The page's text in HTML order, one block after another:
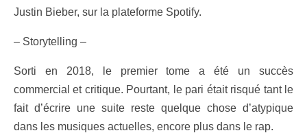
Justin Bieber, sur la plateforme Spotify.
– Storytelling –
Sorti en 2018, le premier tome a été un succès
commercial et critique. Pourtant, le pari était risqué tant le
fait d’écrire une suite reste quelque chose d’atypique
dans les musiques actuelles, encore plus dans le rap.